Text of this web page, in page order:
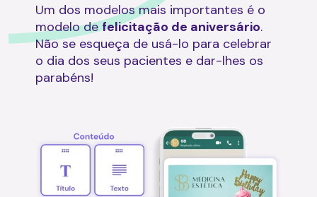
Um dos modelos mais importantes é o
modelo defelicitação de aniversário.
Não se esqueça de usá-lo para celebrar
o dia dos seus pacientes e dar-lhes os
parabéns!